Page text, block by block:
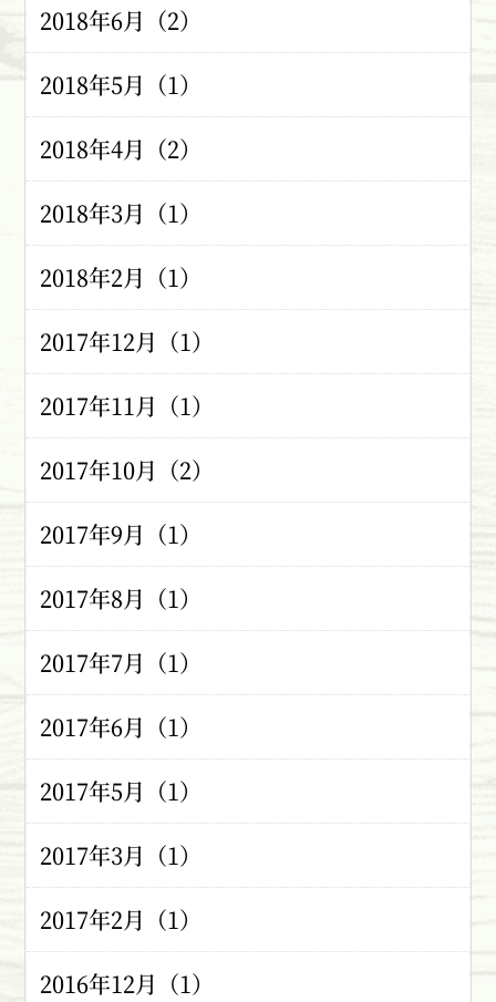
2018年6月（2）
2018年5月（1）
2018年4月（2）
2018年3月（1）
2018年2月（1）
2017年12月（1）
2017年11月（1）
2017年10月（2）
2017年9月（1）
2017年8月（1）
2017年7月（1）
2017年6月（1）
2017年5月（1）
2017年3月（1）
2017年2月（1）
2016年12月（1）